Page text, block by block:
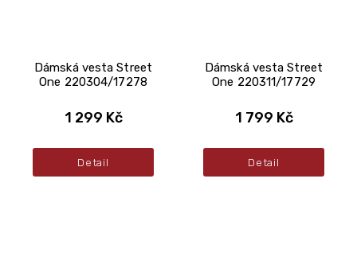
Dámská vesta Street
One 220304/17278
1 299 Kč
Detail
Dámská vesta Street
One 220311/17729
1 799 Kč
Detail